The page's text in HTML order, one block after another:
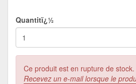
Quantitï¿½
Ce produit est en rupture de stock.
Recevez un e-mail lorsque le